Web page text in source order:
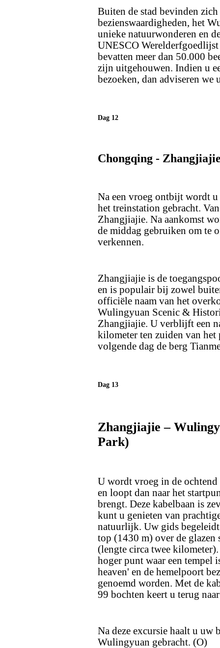
Buiten de stad bevinden
bezienswaardigheden, het
unieke natuurwonderen en
UNESCO Werelderfgoedlijst
bevatten meer dan 50.000
zijn uitgehouwen. Indien u
bezoeken, dan adviseren we
Dag 12
Chongqing -
Na een vroeg ontbijt wordt
het treinstation gebracht.
Zhangjiajie. Na aankomst
de middag gebruiken om te
verkennen.
Zhangjiajie is de
en is populair bij zowel
officiële naam van het
Wulingyuan Scenic &
Zhangjiajie. U verblijft een
kilometer ten zuiden van
volgende dag de berg
Dag 13
Zhangjiajie –
Park)
U wordt vroeg in de
en loopt dan naar het
brengt. Deze kabelbaan is
kunt u genieten van
natuurlijk. Uw gids begeleidt
top (1430 m) over de
(lengte circa twee
hoger punt waar een tempel
heaven' en de hemelpoort
genoemd worden. Met de
99 bochten keert u terug
Na deze excursie haalt u uw
Wulingyuan gebracht. (O)